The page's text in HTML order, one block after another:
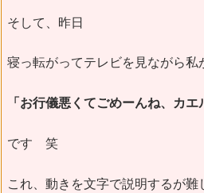
そして、昨日
寝っ転がってテレビを見ながら私
「お行儀悪くてごめーんね、カエ
です 笑
これ、動きを文字で説明するが難